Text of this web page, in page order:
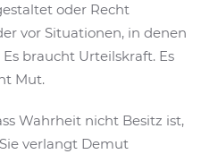
oder Recht
vor Situationen, in denen
braucht Urteilskraft. Es
Mut.
Wahrheit nicht Besitz ist,
verlangt Demut